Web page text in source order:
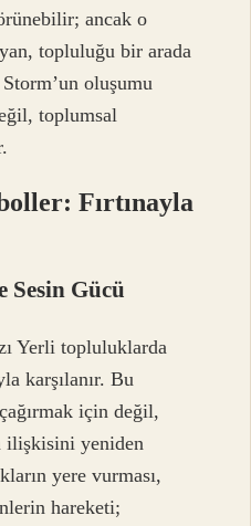
ancak o
topluluğu bir arada
oluşumu
toplumsal
Fırtınayla
Sesin Gücü
Yerli topluluklarda
karşılanır. Bu
için değil,
ilişkisini yeniden
yere vurması,
hareketi;